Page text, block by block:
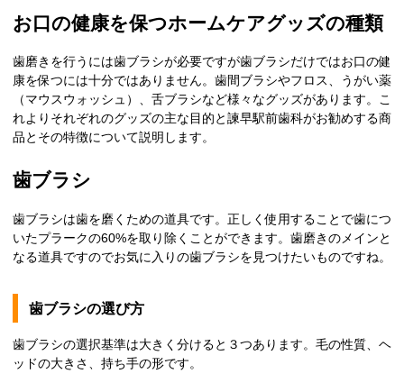
お口の健康を保つホームケアグッズの種類
歯磨きを行うには歯ブラシが必要ですが歯ブラシだけではお口の健
康を保つには十分ではありません。歯間ブラシやフロス、うがい薬
（マウスウォッシュ）、舌ブラシなど様々なグッズがあります。こ
れよりそれぞれのグッズの主な目的と諫早駅前歯科がお勧めする商
品とその特徴について説明します。
歯ブラシ
歯ブラシは歯を磨くための道具です。正しく使用することで歯につ
いたプラークの60%を取り除くことができます。歯磨きのメインと
なる道具ですのでお気に入りの歯ブラシを見つけたいものですね。
歯ブラシの選び方
歯ブラシの選択基準は大きく分けると３つあります。毛の性質、ヘ
ッドの大きさ、持ち手の形です。